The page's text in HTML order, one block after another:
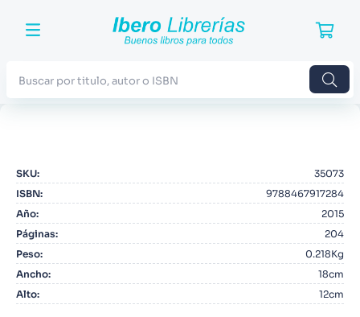
SKU:
35073
ISBN:
9788467917284
Año:
2015
Páginas:
204
Peso:
0.218Kg
Ancho:
18cm
Alto: 12cm
2. Blue Lock
3.
4. Odisea
5. Manga
6.